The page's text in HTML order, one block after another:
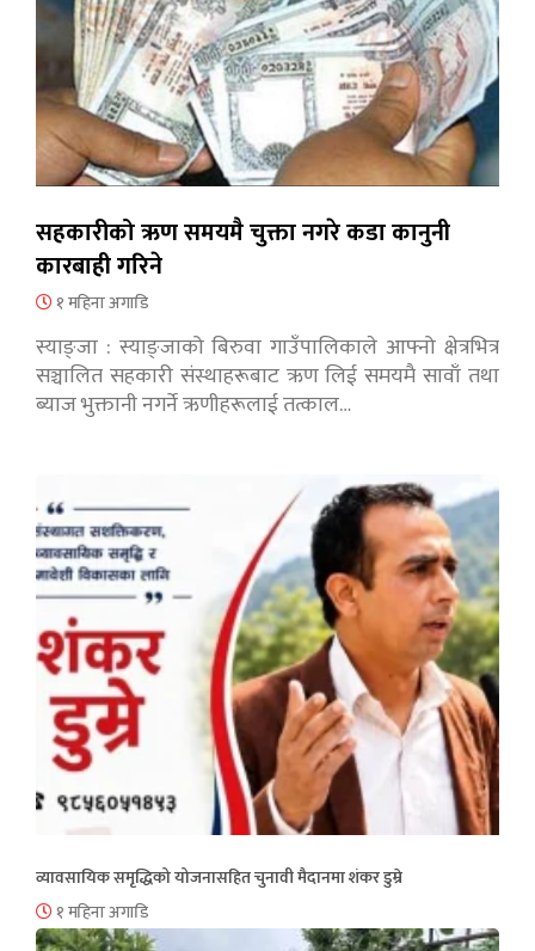
सहकारीको ऋण समयमै चुक्ता नगरे कडा कानुनी
कारबाही गरिने
१ महिना अगाडि
स्याङ्जा : स्याङ्जाको बिरुवा गाउँपालिकाले आफ्नो क्षेत्रभित्र
सञ्चालित सहकारी संस्थाहरूबाट ऋण लिई समयमै सावाँ तथा
ब्याज भुक्तानी नगर्ने ऋणीहरूलाई तत्काल…
व्यावसायिक समृद्धिको योजनासहित चुनावी मैदानमा शंकर डुम्रे
१ महिना अगाडि